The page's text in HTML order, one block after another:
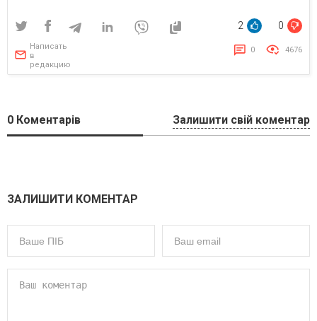
2 0
Написать
в
редакцию
0 4676
0 Коментарів Залишити свій коментар
ЗАЛИШИТИ КОМЕНТАР